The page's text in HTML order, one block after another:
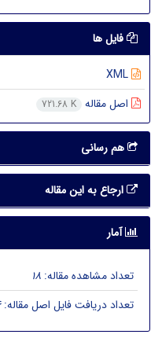
فایل ها
اصل مقاله 721.68 K
هم رسانی
ارجاع به این مقاله
آمار
تعداد مشاهده مقاله: 18
تعداد دریافت فایل اصل مقاله: